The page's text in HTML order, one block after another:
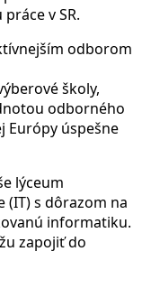
v SR.
odborom
školy,
odborného
Európy úspešne
lýceum
s dôrazom na
informatiku.
zapojiť do